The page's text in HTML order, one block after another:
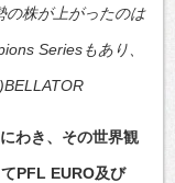
の株が上がったのは
Seriesもあり、
わき、その世界観
PFL EURO及び